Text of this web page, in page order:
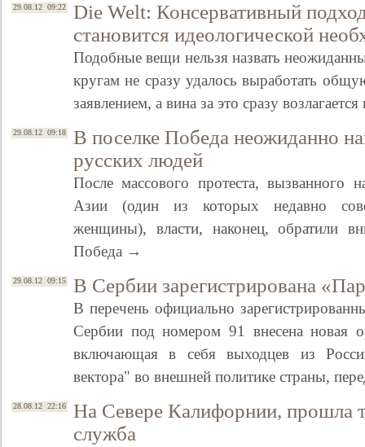
29.08.12 09:22
Die Welt: Консервативный
становится идеологической
Подобные вещи нельзя назвать
кругам не сразу удалось выработать
заявлением, а вина за это сразу
29.08.12 09:18
В поселке Победа неожиданно
русских людей
После массового протеста, вызванного
Азии (один из которых недавно
женщины), власти, наконец, обратили
Победа →
29.08.12 09:15 В Сербии зарегистрирована
В перечень официально
Сербии под номером 91 внесена новая
включающая в себя выходцев из
вектора" во внешней политике страны,
28.08.12 22:16
На Севере Калифорнии, прошла
служба